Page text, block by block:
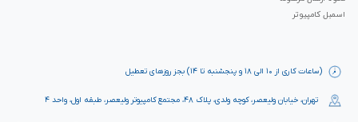
(ساعات کاری از ۱۰ الی ۱۸ و پنجشنبه تا ۱۴) بجز روزهای تعطیل
تهران، خیابان ولیعصر، کوچه ولدی، پلاک ۴۸، مجتمع کامپیوتر ولیعصر، طبقه اول، واحد ۴
اسمبل کامپیوتر